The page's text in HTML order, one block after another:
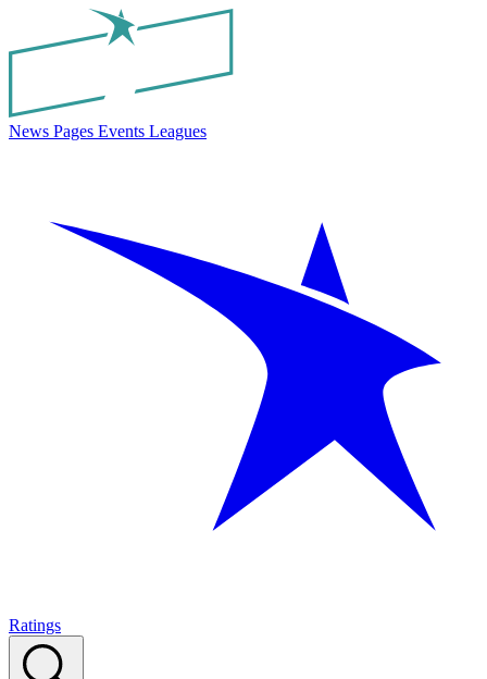
News Pages Events Leagues
Ratings